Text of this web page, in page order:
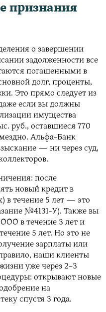
признания
о завершении
задолженности все
погашенными в
долг, проценты,
Это прямо следует из
даже если вы должны
имущества
руб., оставшиеся 770
Альфа-Банк
— ни через суд,
после
новый кредит в
в течение 5 лет — это
№4131-У). Также вы
в течение 3 лет и
5 лет. Но это не
зарплаты или
наши клиенты
уже через 2–3
открывают новые
на
спустя 3 года.